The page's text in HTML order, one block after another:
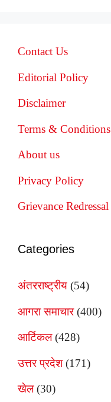
Contact Us
Editorial Policy
Disclaimer
Terms & Conditions
About us
Privacy Policy
Grievance Redressal
Categories
अंतरराष्ट्रीय (54)
आगरा समाचार(400)
आर्टिकल(428)
उत्तर प्रदेश(171)
खेल(30)